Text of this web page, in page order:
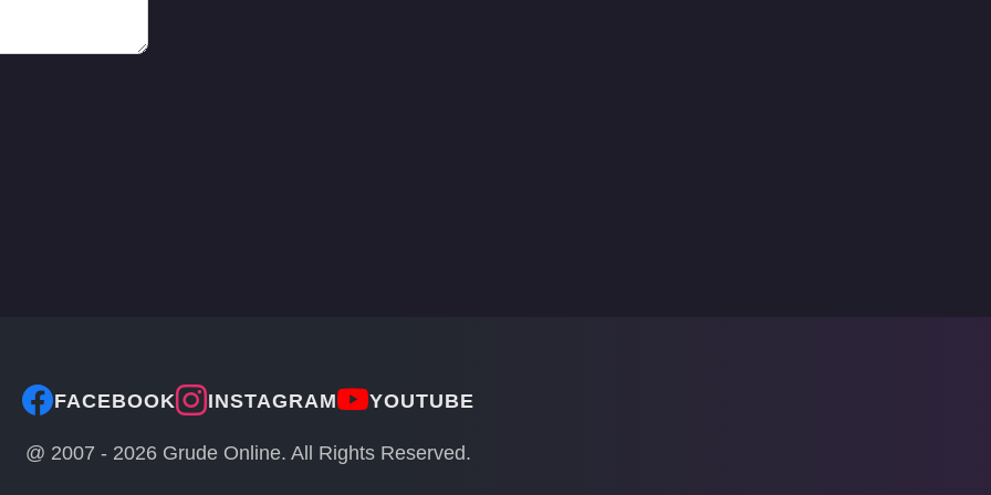
FACEBOOK INSTAGRAM YOUTUBE
@ 2007 - 2026Grude Online. All Rights Reserved.